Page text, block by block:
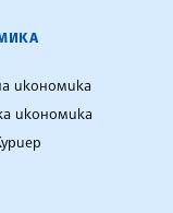
икономика
икономика